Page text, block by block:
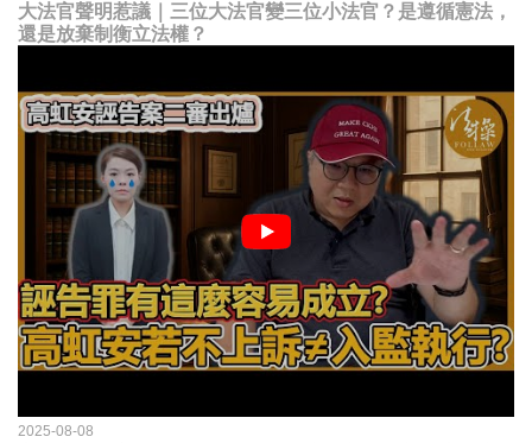
大法官聲明惹議｜三位大法官變三位小法官？是遵循憲法，
還是放棄制衡立法權？
2025-08-08